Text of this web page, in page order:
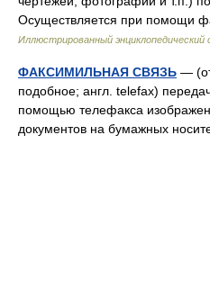
Осуществляется при помощи
Иллюстрированный энциклопедический
ФАКСИМИЛЬНАЯ СВЯЗЬ —
подобное; англ. telefax)
помощью телефакса
документов на бумажных